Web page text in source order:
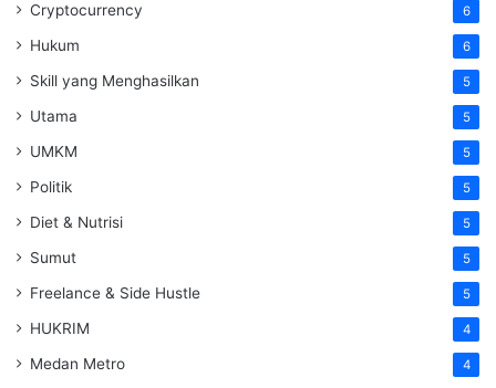
Cryptocurrency 6
Hukum 6
Skill yang Menghasilkan 5
Utama 5
UMKM 5
Politik 5
Diet & Nutrisi 5
Sumut 5
Freelance & Side Hustle 5
HUKRIM 4
Medan Metro 4